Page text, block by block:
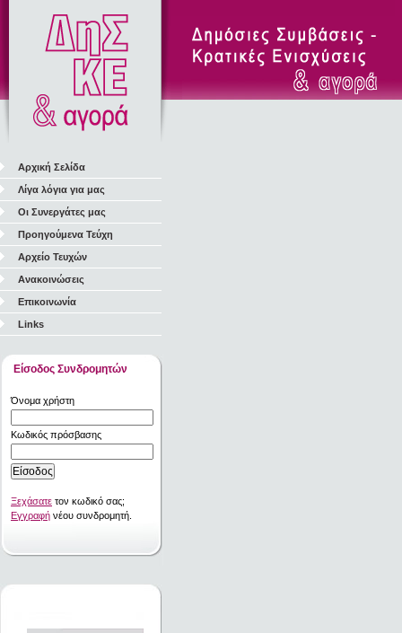
Αρχική Σελίδα
Λίγα λόγια για μας
Οι Συνεργάτες μας
Προηγούμενα Τεύχη
Αρχείο Τευχών
Ανακοινώσεις
Επικοινωνία
Links
Είσοδος Συνδρομητών
Όνομα χρήστη
Κωδικός πρόσβασης
Ξεχάσατε τον κωδικό σας;
Εγγραφή νέου συνδρομητή.